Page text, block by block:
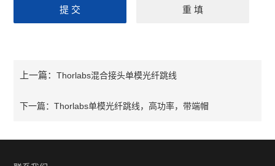
上一篇：Thorlabs混合接头单模光纤跳线
下一篇：Thorlabs单模光纤跳线，高功率，带端帽